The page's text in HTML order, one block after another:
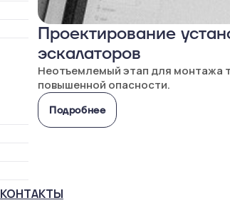
Проектирование
эскалаторов
Неотъемлемый этап для монтажа
повышенной опасности.
Подробнее
КОНТАКТЫ